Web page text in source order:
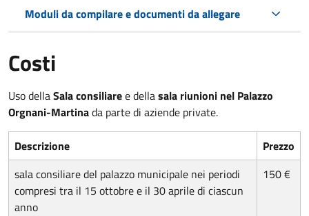
Moduli da compilare e documenti da allegare
Costi
Uso dellaSala consiliaree dellasala riunioni nel Palazzo
Orgnani-Martinada parte di aziende private.
Descrizione
Prezzo
sala consiliare del palazzo municipale nei periodi
compresi tra il 15 ottobre e il 30 aprile di ciascun
anno
150 €